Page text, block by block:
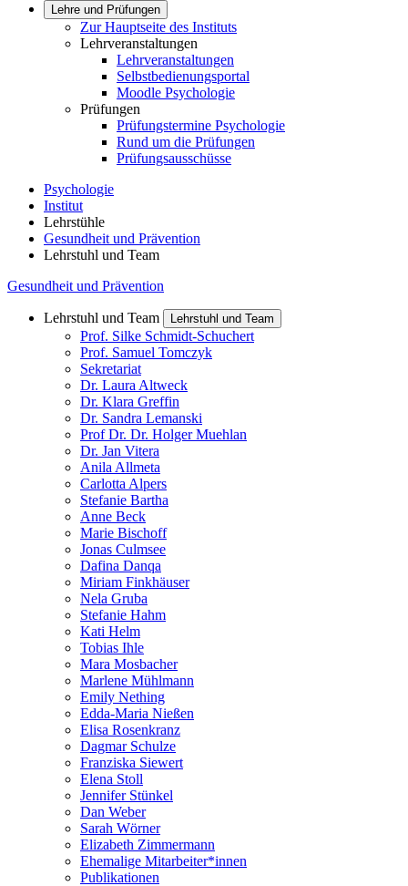
Lehre und Prüfungen
Zur Hauptseite des Instituts
Lehrveranstaltungen
Lehrveranstaltungen
Selbstbedienungsportal
Moodle Psychologie
Prüfungen
Prüfungstermine Psychologie
Rund um die Prüfungen
Prüfungsausschüsse
Psychologie
Institut
Lehrstühle
Gesundheit und Prävention
Lehrstuhl und Team
Gesundheit und Prävention
Lehrstuhl und Team Lehrstuhl und Team
Prof. Silke Schmidt-Schuchert
Prof. Samuel Tomczyk
Sekretariat
Dr. Laura Altweck
Dr. Klara Greffin
Dr. Sandra Lemanski
Prof Dr. Dr. Holger Muehlan
Dr. Jan Vitera
Anila Allmeta
Carlotta Alpers
Stefanie Bartha
Anne Beck
Marie Bischoff
Jonas Culmsee
Dafina Danqa
Miriam Finkhäuser
Nela Gruba
Stefanie Hahm
Kati Helm
Tobias Ihle
Mara Mosbacher
Marlene Mühlmann
Emily Nething
Edda-Maria Nießen
Elisa Rosenkranz
Dagmar Schulze
Franziska Siewert
Elena Stoll
Jennifer Stünkel
Dan Weber
Sarah Wörner
Elizabeth Zimmermann
Ehemalige Mitarbeiter*innen
Publikationen